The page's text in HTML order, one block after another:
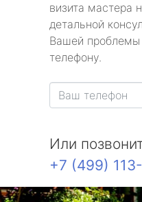
визита мастера
детальной
Вашей проблемы
телефону.
Или
+7 (499)